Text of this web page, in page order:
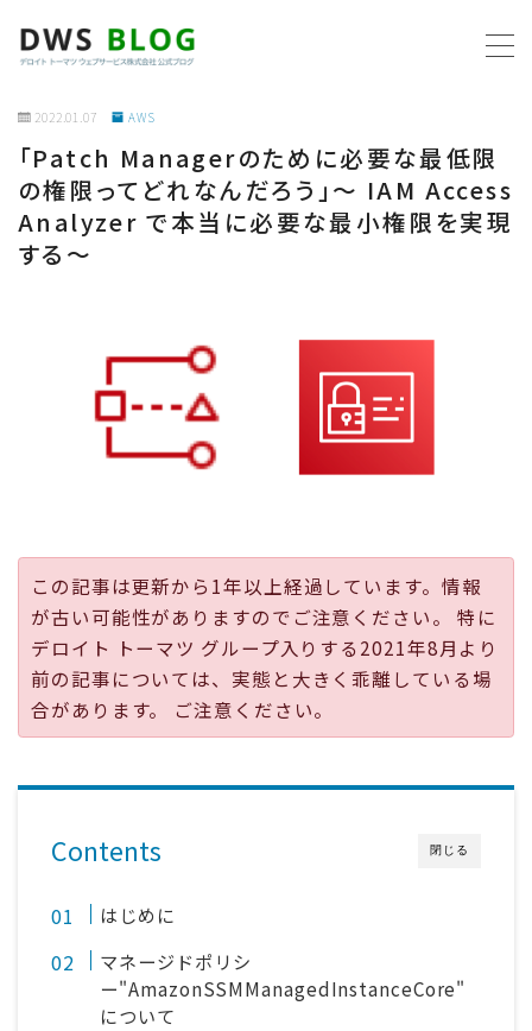
ホーム
AWS
リモートワーク
採用
公式ページ
2022.01.07 AWS
「Patch Managerのために必要な最低限
の権限ってどれなんだろう」〜 IAM Access
Analyzer で本当に必要な最小権限を実現
する〜
この記事は更新から1年以上経過しています。情報
が古い可能性がありますのでご注意ください。 特に
デロイト トーマツ グループ入りする2021年8月より
前の記事については、実態と大きく乖離している場
合があります。 ご注意ください。
閉じる
Contents
はじめに
マネージドポリシ
ー"AmazonSSMManagedInstanceCore"
について